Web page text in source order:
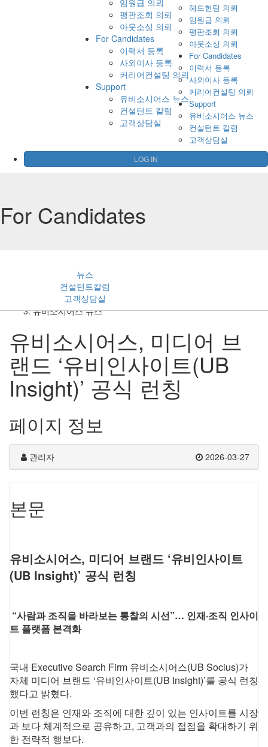
임원급 의뢰
평판조회 의뢰
아웃소싱 의뢰
For Candidates
이력서 등록
사외이사 등록
커리어컨설팅 의뢰
Support
유비소시어스 뉴스
컨설턴트 칼럼
고객상담실
헤드헌팅 의뢰
임원급 의뢰
평판조회 의뢰
아웃소싱 의뢰
For Candidates
이력서 등록
사외이사 등록
커리어컨설팅 의뢰
Support
유비소시어스 뉴스
컨설턴트 칼럼
고객상담실
LOG IN
For Candidates
뉴스
컨설턴트칼럼
고객상담실
For Candidates
유비소시어스 뉴스
유비소시어스, 미디어 브
랜드 ‘유비인사이트(UB
Insight)’ 공식 런칭
페이지 정보
관리자 2026-03-27
본문
유비소시어스, 미디어 브랜드 ‘유비인사이트
(UB Insight)’ 공식 런칭
“사람과 조직을 바라보는 통찰의 시선”… 인재·조직 인사이
트 플랫폼 본격화
국내 Executive Search Firm 유비소시어스(UB Socius)가
자체 미디어 브랜드 ‘유비인사이트(UB Insight)’를 공식 런칭
했다고 밝혔다.
이번 런칭은 인재와 조직에 대한 깊이 있는 인사이트를 시장
과 보다 체계적으로 공유하고, 고객과의 접점을 확대하기 위
한 전략적 행보다.